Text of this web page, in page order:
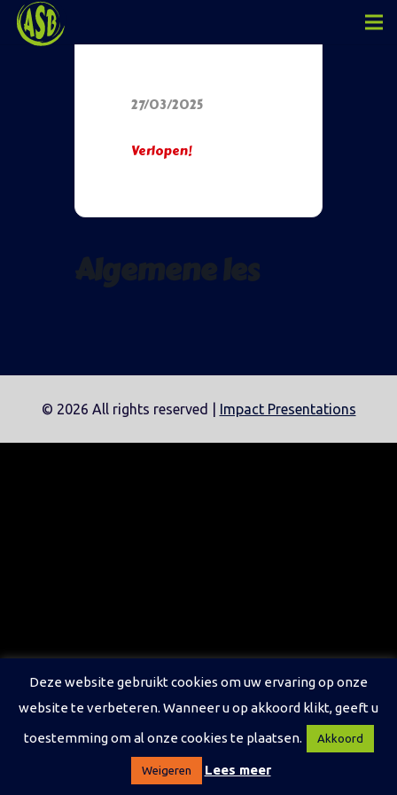
27/03/2025
Verlopen!
© 2026 All rights reserved | Impact Presentations
Deze website gebruikt cookies om uw ervaring op onze
website te verbeteren. Wanneer u op akkoord klikt, geeft u
toestemming om al onze cookies te plaatsen.
Akkoord
Weigeren Lees meer